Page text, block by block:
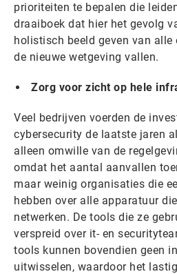
prioriteiten te bepalen die
draaiboek dat hier het gevolg
holistisch beeld geven van alle
de nieuwe wetgeving vallen.
Zorg voor zicht op hele
Veel bedrijven voerden de
cybersecurity de laatste jaren
alleen omwille van de
omdat het aantal aanvallen
maar weinig organisaties die
hebben over alle apparatuur
netwerken. De tools die ze
verspreid over it- en
tools kunnen bovendien geen
uitwisselen, waardoor het